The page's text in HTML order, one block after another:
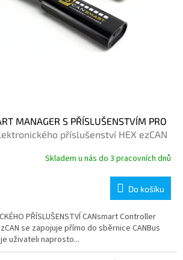
MANAGER S PŘÍSLUŠENSTVÍM PRO
příslušenství HEX ezCAN
Skladem u nás do 3 pracovních dnů
Do košíku
PŘÍSLUŠENSTVÍ CANsmart Controller
se zapojuje přímo do sběrnice CANBus
uživateli naprosto...